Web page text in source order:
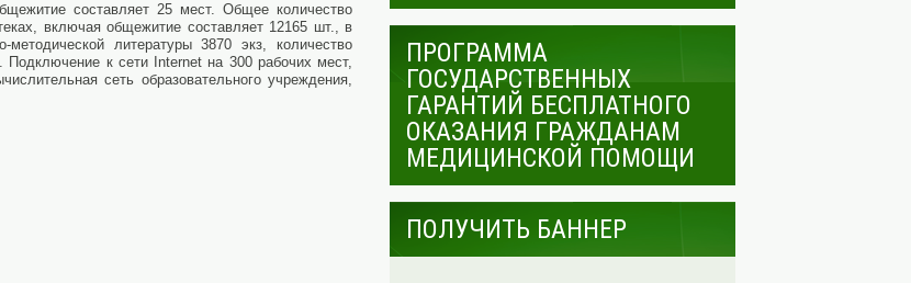
составляет 25 мест. Общее количество
включая общежитие составляет 12165 шт., в
литературы 3870 экз, количество
Подключение к сети Internet на 300 рабочих мест,
сеть образовательного учреждения,
ПРОГРАММА
ГОСУДАРСТВЕННЫХ
ГАРАНТИЙ БЕСПЛАТНОГО
ОКАЗАНИЯ ГРАЖДАНАМ
МЕДИЦИНСКОЙ ПОМОЩИ
ПОЛУЧИТЬ БАННЕР